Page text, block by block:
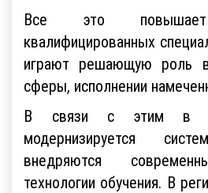
Все это
квалифицированных
играют решающую роль
сферы, исполнении
В связи с этим в
модернизируется
внедряются
технологии обучения. В